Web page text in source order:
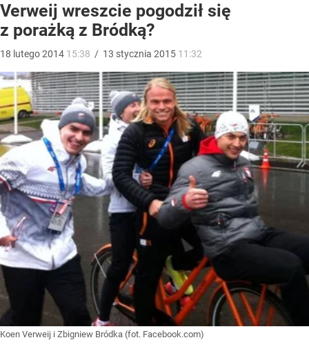
Verweij wreszcie pogodził się
z porażką z Bródką?
18 lutego2014 15:38 / 13 stycznia 2015 11:32
Koen Verweij i Zbigniew Bródka (fot. Facebook.com)